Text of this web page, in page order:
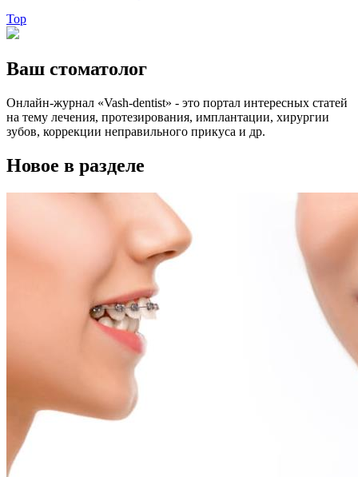
Top
Ваш стоматолог
Онлайн-журнал «Vash-dentist» - это портал интересных статей
на тему лечения, протезирования, имплантации, хирургии
зубов, коррекции неправильного прикуса и др.
Новое в разделе